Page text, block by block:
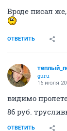
Вроде писал
ОТВЕТИТЬ
guru
16 июля
видимо
86 руб.
ОТВЕТИТЬ